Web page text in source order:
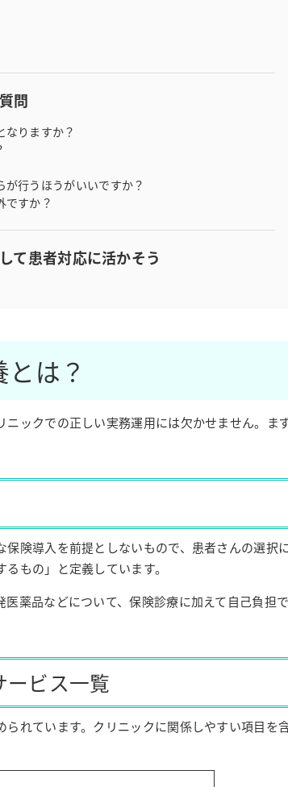
問
りますか？
行うほうがいいですか？
ですか？
て患者対応に活かそう
は？
ックでの正しい実務運用には欠かせません。ま
険導入を前提としないもので、患者さんの選択
もの」と定義しています。
薬品などについて、保険診療に加えて自己負担
ビス一覧
れています。クリニックに関係しやすい項目を